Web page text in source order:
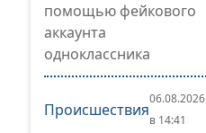
помощью фейкового
аккаунта
одноклассника
Происшествия
06.08.2026
в 14:41